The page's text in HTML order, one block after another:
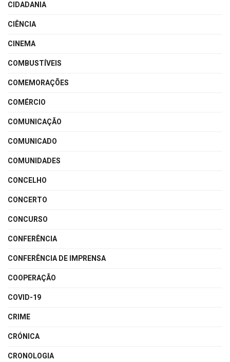
CIDADANIA
CIÊNCIA
CINEMA
COMBUSTÍVEIS
COMEMORAÇÕES
COMÉRCIO
COMUNICAÇÃO
COMUNICADO
COMUNIDADES
CONCELHO
CONCERTO
CONCURSO
CONFERÊNCIA
CONFERÊNCIA DE IMPRENSA
COOPERAÇÃO
COVID-19
CRIME
CRÓNICA
CRONOLOGIA